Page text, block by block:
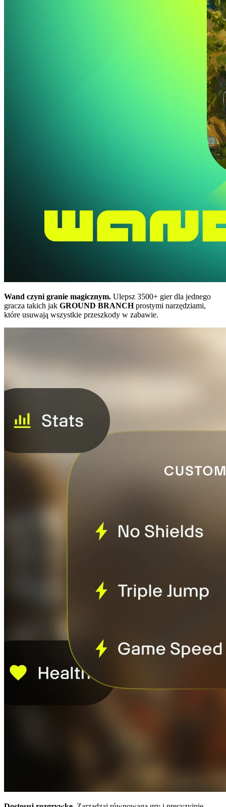
Wand czyni granie magicznym. Ulepsz 3500+ gier dla jednego
gracza takich jak GROUND BRANCHprostymi narzędziami,
które usuwają wszystkie przeszkody w zabawie.